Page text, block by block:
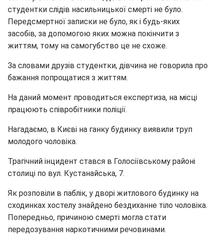
студентки слідів насильницької смерті не було.
Передсмертної записки не було, як і будь-яких
засобів, за допомогою яких можна покінчити з
життям, тому на самогубство це не схоже.
За словами друзів студентки, дівчина не говорила про
бажання попрощатися з життям.
На даний момент проводиться експертиза, на місці
працюють співробітники поліції.
Нагадаємо, в Києві на ганку будинку виявили труп
молодого чоловіка.
Трагічний інцидент стався в Голосіївському районі
столиці по вул. Кустанайська, 7.
Як розповіли в паблік, у дворі житлового будинку на
сходинках хостелу знайдено бездиханне тіло чоловіка.
Попередньо, причиною смерті могла стати
передозування наркотичними речовинами.